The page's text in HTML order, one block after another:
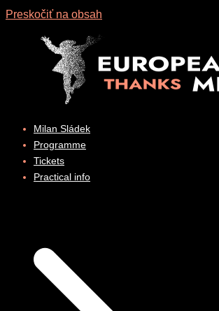
Preskočiť na obsah
Milan Sládek
Programme
Tickets
Practical info